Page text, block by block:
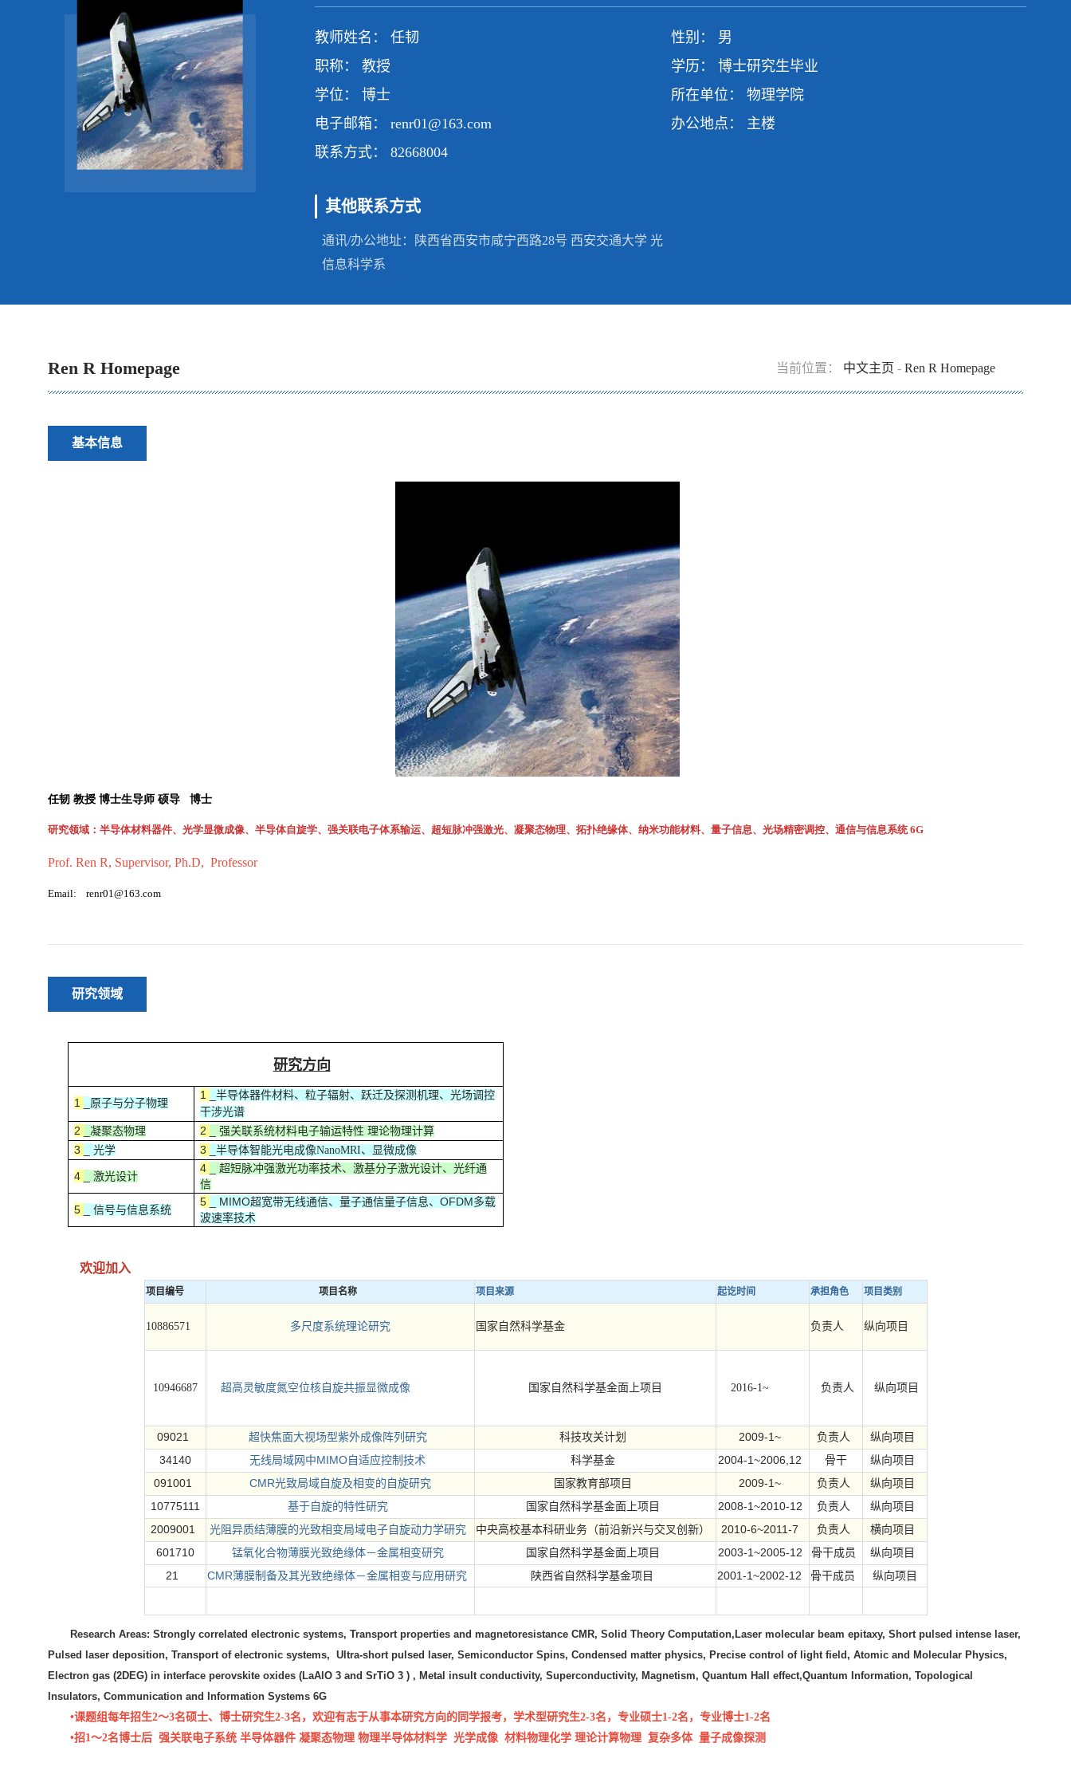
教师姓名： 任韧
性别： 男
职称： 教授
学历： 博士研究生毕业
学位： 博士
所在单位： 物理学院
电子邮箱： renr01@163.com
办公地点： 主楼
联系方式： 82668004
其他联系方式
通讯/办公地址：
陕西省西安市咸宁西路28号 西安交通大学 光
信息科学系
Ren R Homepage 当前位置： 中文主页 - Ren R Homepage
基本信息
研究领域
研究方向
1 原子与分子物理
1 _半导体器件材料、粒子辐射、跃迁及探测机理、光场调控
干涉光谱
2 凝聚态物理 2 _强关联系统材料电子输运特性 理论物理计算
3 _光学 3 _半导体智能光电成像NanoMRI、显微成像
4 _激光设计
4 _超短脉冲强激光功率技术、激基分子激光设计、光纤通
信
5 _信号与信息系统
5 _ MIMO超宽带无线通信、量子通信量子信息、OFDM多载
波速率技术
欢迎加入
项目编号 项目名称 项目来源 起讫时间 承担角色 项目类别
10886571 多尺度系统理论研究 国家自然科学基金 负责人 纵向项目
10946687 超高灵敏度氮空位核自旋共振显微成像 国家自然科学基金面上项目 2016-1~ 负责人 纵向项目
09021 超快焦面大视场型紫外成像阵列研究 科技攻关计划 2009-1~ 负责人 纵向项目
34140 无线局域网中MIMO自适应控制 技术 科学基金 2004-1~2006,12 骨干 纵向项目
091001 CMR光致局域自旋及相变的自旋研究 国家教育部项目 2009-1~ 负责人 纵向项目
10775111 基于自旋的特性研究 国家自然科学基金面上项目 2008-1~2010-12 负责人 纵向项目
2009001 光阻异质结薄膜的光致相变局域电子自旋动力学研究 中央高校基本科研业务（前沿新兴与交叉创新） 2010-6~2011-7 负责人 横向项目
601710 锰氧化合物薄膜光致绝缘体－金属相变研究 国家自然科学基金面上项目 2003-1~2005-12 骨干成员 纵向项目
21 CMR薄膜制备及其光致绝缘体－金属相变与应用研究 陕西省自然科学基金项目 2001-1~2002-12 骨干成员 纵向项目
Research Areas: Strongly correlated electronic systems, Transport properties and magnetoresistance CMR, Solid Theory Computation, Laser molecular beam epitaxy, Short pulsed intense laser,
Pulsed laser deposition, Transport of electronic systems, Ultra-short pulsed laser, Semiconductor Spins, Condensed matter physics, Precise control of light field, Atomic and Molecular Physics,
Electron gas (2DEG) in interface perovskite oxides (LaAlO 3 and SrTiO 3 ) , Metal insult conductivity, Superconductivity, Magnetism, Quantum Hall effect,Quantum Information, Topological
Insulators, Communication and Information Systems 6G
•课题组每年招生2～3名硕士、博士研究生2-3名，欢迎有志于从事本研究方向的同学报考，学术型研究生2-3名，专业硕士1-2名，专业博士1-2名
•招1～2名博士后 强关联电子系统 半导体器件 凝聚态物理 物理半导体材料学 光学成像 材料物理化学 理论计算物理 复杂多体 量子成像探测